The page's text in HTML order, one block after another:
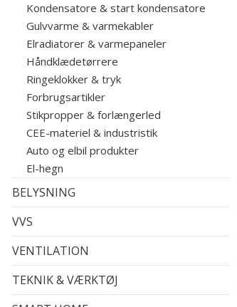
Kondensatore & start kondensatore
Gulvvarme & varmekabler
Elradiatorer & varmepaneler
Håndklædetørrere
Ringeklokker & tryk
Forbrugsartikler
Stikpropper & forlængerled
CEE-materiel & industristik
Auto og elbil produkter
El-hegn
BELYSNING
VVS
VENTILATION
TEKNIK & VÆRKTØJ